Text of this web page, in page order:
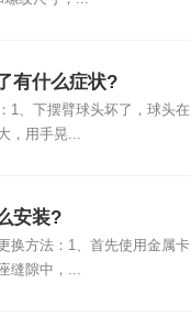
有什么症状?
1、下摆臂球头坏了，球头在
，用手晃...
安装?
换方法：1、首先使用金属卡
缝隙中，...